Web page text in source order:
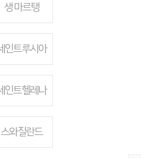
생 마르탱
인트루시아
인트헬레나
스와질란드